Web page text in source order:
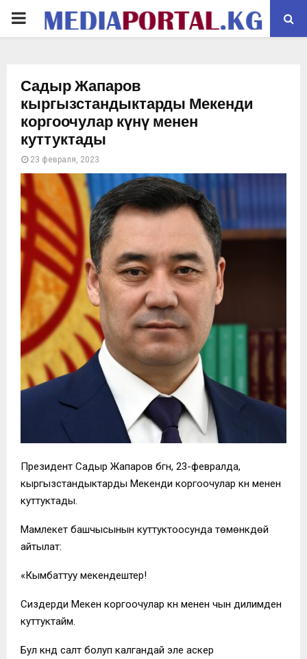
PRIMARY
Садыр Жапаров
кыргызстандыктарды Мекенди
коргоочулар күнү менен
куттуктады
23 февраля, 2023
Президент Садыр Жапаров бүгүн, 23-февралда,
кыргызстандыктарды Мекенди коргоочулар күнү менен
куттуктады.
Мамлекет башчысынын куттуктоосунда төмөнкүдөй
айтылат:
«Кымбаттуу мекендештер!
Сиздерди Мекен коргоочулар күнү менен чын дилимден
куттуктайм.
Бул күндү салт болуп калгандай эле аскер